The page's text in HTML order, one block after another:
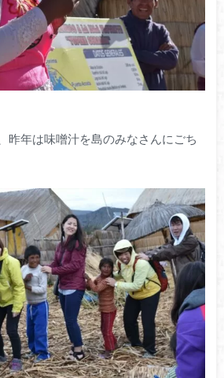
昨年は味噌汁を島のみなさんにごち